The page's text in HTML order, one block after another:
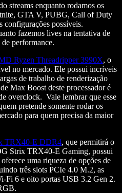
streams enquanto rodamos os
GTA V, PUBG, Call of Duty
configurações possíveis.
fazemos lives na tentativa de
performance.
Ryzen Threadripper 3990X, o
no mercado. Ele possui incríveis
de trabalho de renderização
Max Boost deste processador é
overclock. Vale lembrar que esse
pretende somente rodar os
para quem precisa da maior
TRX40-E DDR4, que permitirá o
Strix TRX40-E Gaming, possui
uma riqueza de opções de
três slots PCIe 4.0 M.2, as
Fi 6 e oito portas USB 3.2 Gen 2.